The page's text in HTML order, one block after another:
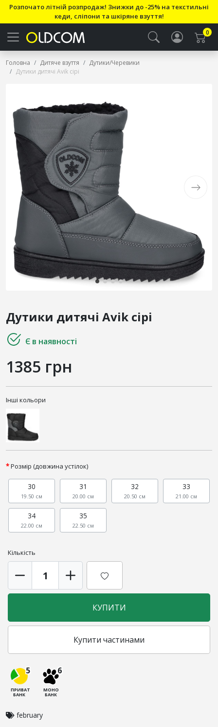
Розпочато літній розпродаж! Знижки до -25% на текстильні
кеди, сліпони та шкіряне взуття!
0
Головна Дитяче взуття
Дутики/Черевики
Дутики дитячі Avik сірі
Дутики дитячі Avik сірі
Є в наявності
1385 грн
Інші кольори
Розмір (довжина устілок)
30
19.50 см
31
20.00 см
32
20.50 см
33
21.00 см
34
22.00 см
35
22.50 см
Кількість
КУПИТИ
Купити частинами
5
ПРИВАТ
БАНК
6
МОНО
БАНК
february